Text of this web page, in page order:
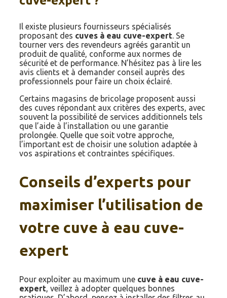
Il existe plusieurs fournisseurs spécialisés
proposant des cuves à eau cuve-expert. Se
tourner vers des revendeurs agréés garantit un
produit de qualité, conforme aux normes de
sécurité et de performance. N’hésitez pas à lire les
avis clients et à demander conseil auprès des
professionnels pour faire un choix éclairé.
Certains magasins de bricolage proposent aussi
des cuves répondant aux critères des experts, avec
souvent la possibilité de services additionnels tels
que l’aide à l’installation ou une garantie
prolongée. Quelle que soit votre approche,
l’important est de choisir une solution adaptée à
vos aspirations et contraintes spécifiques.
Conseils d’experts pour
maximiser l’utilisation de
votre cuve à eau cuve-
expert
Pour exploiter au maximum une cuve à eau cuve-
expert, veillez à adopter quelques bonnes